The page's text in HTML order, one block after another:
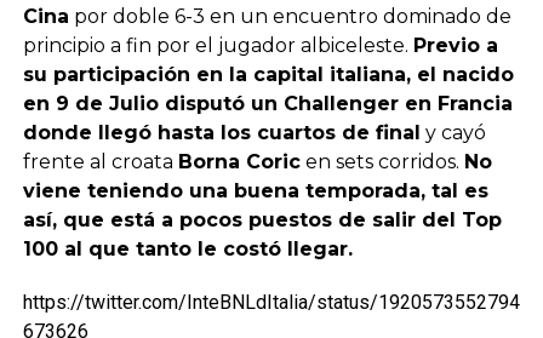
Cina por doble 6-3 en un encuentro dominado de
principio a fin por el jugador albiceleste. Previo a
su participación en la capital italiana, el nacido
en 9 de Julio disputó un Challenger en Francia
donde llegó hasta los cuartos de final y cayó
frente al croata Borna Coricen sets corridos. No
viene teniendo una buena temporada, tal es
así, que está a pocos puestos de salir del Top
100 al que tanto le costó llegar.
https://twitter.com/InteBNLdItalia/status/1920573552794
673626